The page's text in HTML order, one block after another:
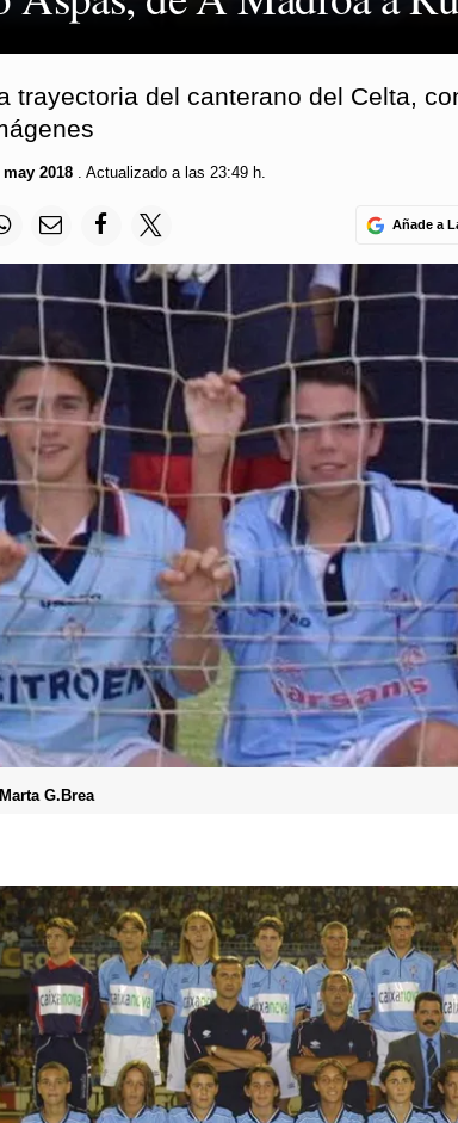
trayectoria del canterano del Celta,
may 2018. Actualizado a las 23:49 h.
Añade a
Marta G.Brea